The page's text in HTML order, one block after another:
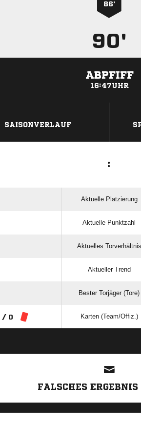
86’
90'
ABPFIFF
16:47UHR
SAISONVERLAUF
:
Aktuelle Platzierung
Aktuelle Punktzahl
Aktuelles Torverhältnis
Aktueller Trend
Bester Torjäger (Tore)
/ 0 Karten (Team/Offiz.)
FALSCHES